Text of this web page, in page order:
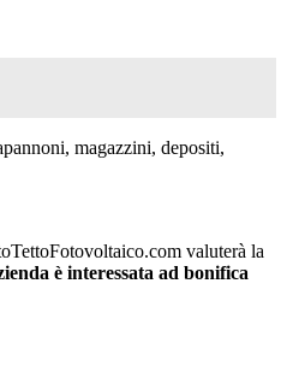
magazzini, depositi,
valuterà la
è interessata ad bonifica